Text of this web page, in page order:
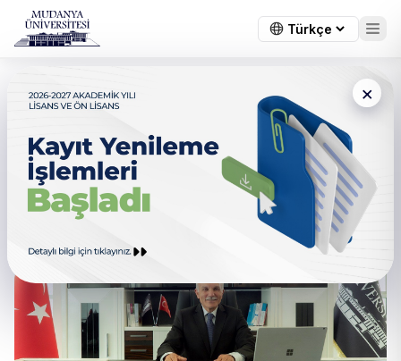
×
Rektörümüz Cumhurbaşkanı
Erdoğan Tarafından Asaleten
Atandı!